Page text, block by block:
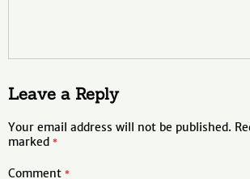
Leave a Reply
Your email address will not be published.
marked *
Comment *